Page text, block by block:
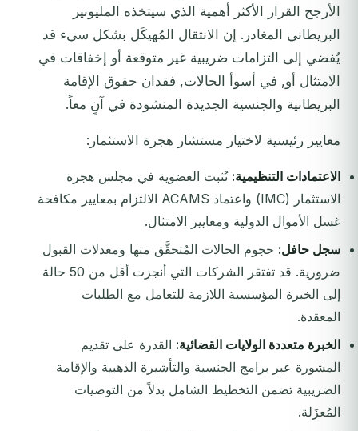
الأرجح القرار الأكثر أهمية الذي سيتخذه المليونير
البريطاني المغادر. إن الانتقال المُهيكَل بشكل سيء قد
يُفضي إلى التزامات ضريبية غير متوقعة أو إخفاقات في
الامتثال أو, في أسوأ الحالات, فقدان حقوق الإقامة
البريطانية والجنسية الجديدة المنشودة في آنٍ معاً.
معايير رئيسية لاختيار مستشار هجرة الاستثمار:
الاعتمادات التنظيمية: تُثبت العضوية في مجلس هجرة
الاستثمار (IMC) واعتماد ACAMS الالتزام بمعايير مكافحة
غسل الأموال الدولية ومعايير الامتثال.
سجل حافل: حجوم الحالات المُتحقَّق منها ومعدلات القبول
ضرورية. قد تفتقر الشركات التي أنجزت أقل من 50 حالة
إلى الخبرة المؤسسية اللازمة للتعامل مع الطلبات
المعقدة.
الخبرة متعددة الولايات القضائية: القدرة على تقديم
المشورة عبر برامج الجنسية والتأشيرة الذهبية والإقامة
الضريبية تضمن التخطيط الشامل بدلاً من التوصيات
المُعزَلة.